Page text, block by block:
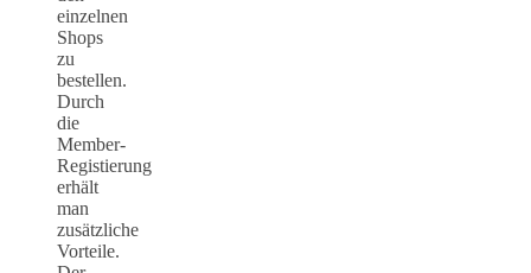
einzelnen
Shops
zu
bestellen.
Durch
die
Member-
Registierung
erhält
man
zusätzliche
Vorteile.